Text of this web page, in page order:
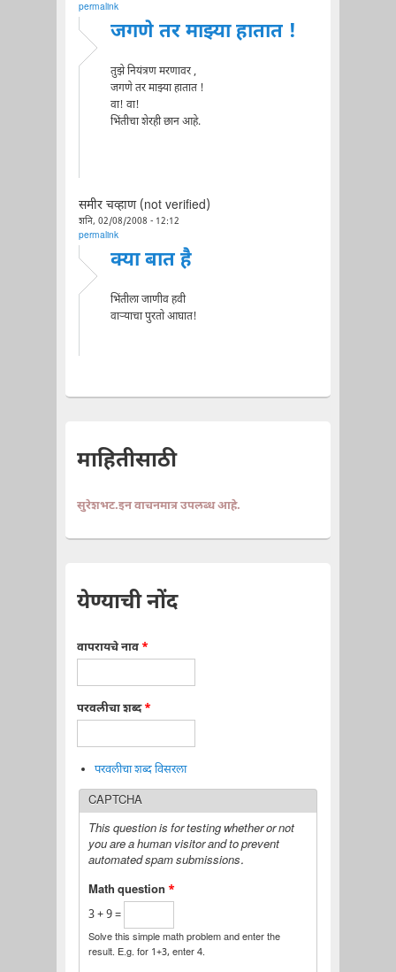
permalink
जगणे तर माझ्या हातात !
तुझे नियंत्रण मरणावर ,
जगणे तर माझ्या हातात !
वा! वा!
भिंतीचा शेरही छान आहे.
समीर चव्हाण (not verified)
शनि, 02/08/2008 - 12:12
permalink
क्या बात है
भिंतीला जाणीव हवी
वार्‍याचा पुरतो आघात!
माहितीसाठी
सुरेशभट.इन वाचनमात्र उपलब्ध आहे.
येण्याची नोंद
वापरायचे नाव *
परवलीचा शब्द*
परवलीचा शब्द विसरला
CAPTCHA
This question is for testing whether or not
you are a human visitor and to prevent
automated spam submissions.
Math question *
3 + 9 =
Solve this simple math problem and enter the
result. E.g. for 1+3, enter 4.